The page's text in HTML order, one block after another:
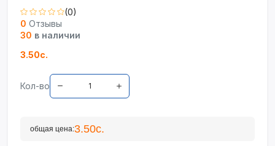
(0)
0 Отзывы
30 в наличии
3.50с.
Кол-во
общая цена:3.50с.